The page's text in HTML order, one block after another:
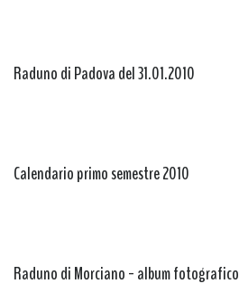
Raduno di Padova del 31.01.2010
Calendario primo semestre 2010
Raduno di Morciano - album fotografico